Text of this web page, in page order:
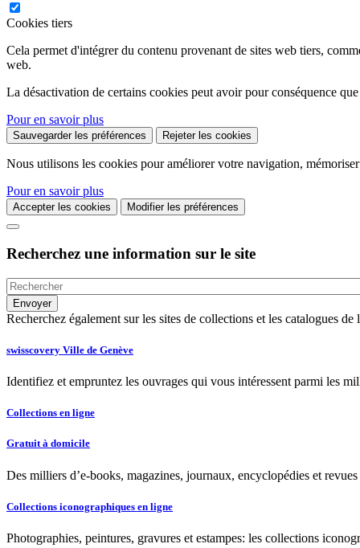
Cookies tiers
Cela permet d'intégrer du contenu provenant de sites web tiers,
web.
La désactivation de certains cookies peut avoir pour conséquence
Pour en savoir plus
Sauvegarder les préférences Rejeter les cookies
Nous utilisons les cookies pour améliorer votre navigation,
Pour en savoir plus
Accepter les cookies Modifier les préférences
Recherchez une information sur le site
Recherchez également sur les sites de collections et les catalogues
swisscovery Ville de Genève
Identifiez et empruntez les ouvrages qui vous intéressent parmi les
Collections en ligne
Gratuit à domicile
Des milliers d’e-books, magazines, journaux, encyclopédies et
Collections iconographiques en ligne
Photographies, peintures, gravures et estampes: les collections